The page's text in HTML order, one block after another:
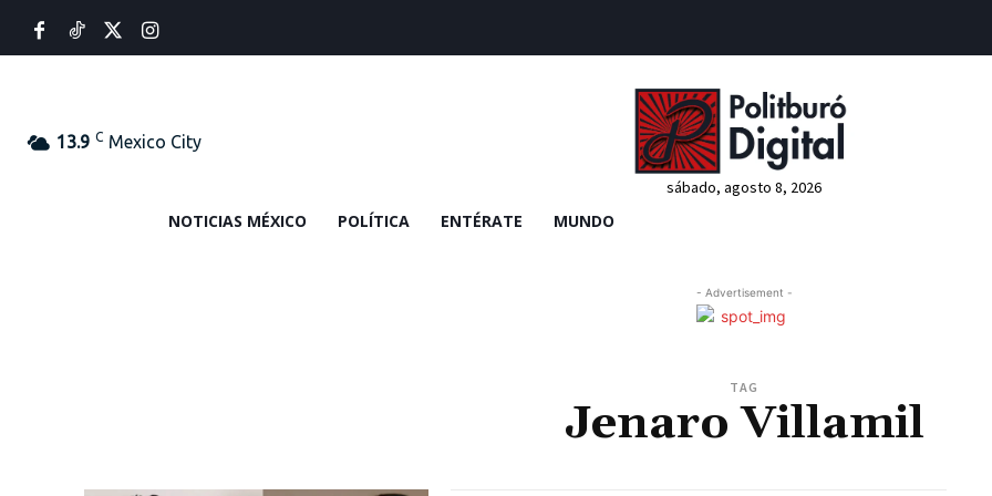
13.9 C Mexico City
sábado, agosto 8, 2026
NOTICIAS MÉXICO POLÍTICA ENTÉRATE MUNDO
- Advertisement -
TAG
Jenaro Villamil